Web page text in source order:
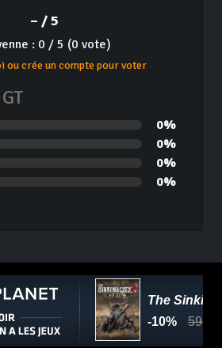
– / 5
: 0 / 5 (0 vote)
ou crée un compte pour voter
0%
0%
0%
0%